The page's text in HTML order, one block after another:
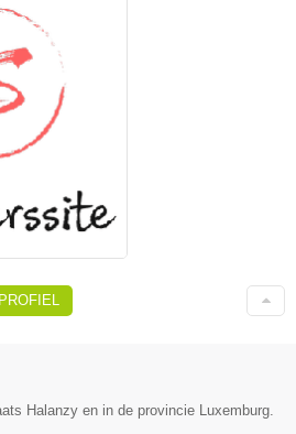
Halanzy en in de provincie Luxemburg.